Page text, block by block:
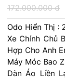
172.000.000 đ
Odo Hiển Thị :
Xe Chính Chủ
Hợp Cho Anh
Máy Móc Bao
Dàn Áo Liền